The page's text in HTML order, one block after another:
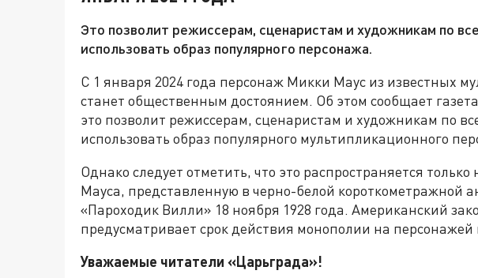
Это позволит режиссерам, сценаристам и художникам по
использовать образ популярного персонажа.
С 1 января 2024 года персонаж Микки Маус из известных
станет общественным достоянием. Об этом сообщает
это позволит режиссерам, сценаристам и художникам по
использовать образ популярного мультипликационного
Однако следует отметить, что это распространяется
Мауса, представленную в черно-белой короткометражной
«Пароходик Вилли» 18 ноября 1928 года. Американский
предусматривает срок действия монополии на персонажей
Уважаемые читатели «Царьграда»!